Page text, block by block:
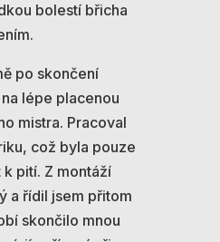
bolestí břicha
po skončení
lépe placenou
mistra. Pracoval
což byla pouze
pití. Z montáží
a řídil jsem přitom
skončilo mnou